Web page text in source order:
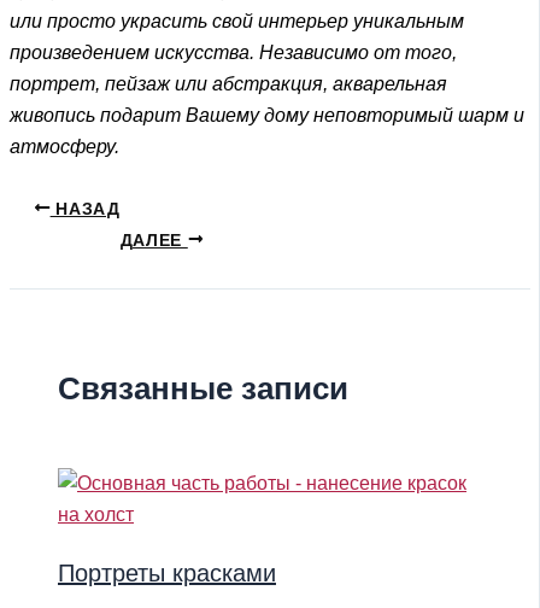
или просто украсить свой интерьер уникальным
произведением искусства. Независимо от того,
портрет, пейзаж или абстракция, акварельная
живопись подарит Вашему дому неповторимый шарм и
атмосферу.
НАЗАД
ДАЛЕЕ
Связанные записи
Портреты красками